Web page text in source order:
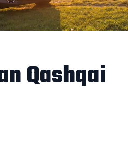
Qashqai